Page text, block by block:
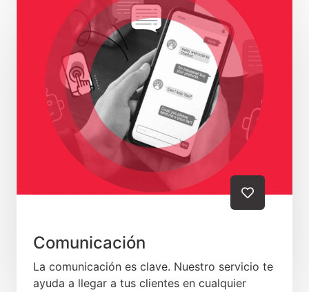
Comunicación
La comunicación es clave. Nuestro servicio te
ayuda a llegar a tus clientes en cualquier